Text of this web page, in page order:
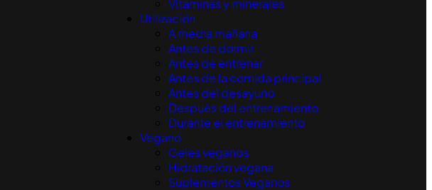
Vitaminas y minerales
Utilización
A media mañana
Antes de dormir
Antes de entrenar
Antes de la comida principal
Antes del desayuno
Después del entrenamiento
Durante el entrenamiento
Vegano
Geles veganos
Hidratación vegana
Suplementos Veganos